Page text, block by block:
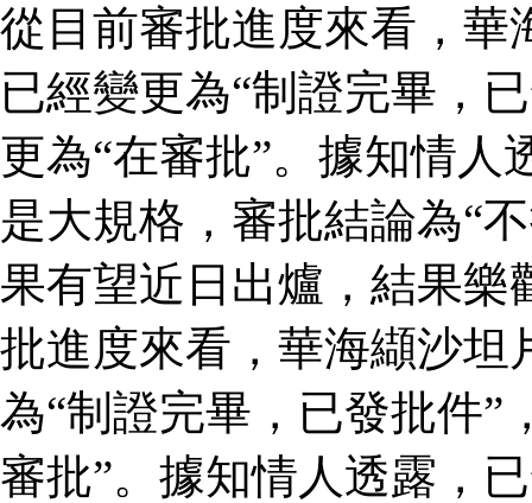
從目前審批進度來看，華
已經變更為“制證完畢，
更為“在審批”。據知情
是大規格，審批結論為“
果有望近日出爐，結果樂
批進度來看，華海纈沙坦
為“制證完畢，已發批件”
審批”。據知情人透露，